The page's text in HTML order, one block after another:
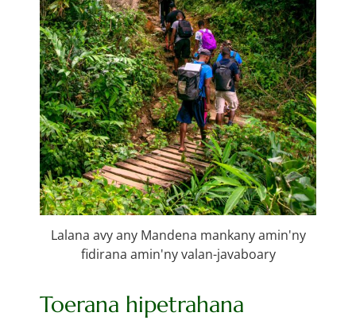
Lalana avy any Mandena mankany amin'ny
fidirana amin'ny valan-javaboary
Toerana hipetrahana